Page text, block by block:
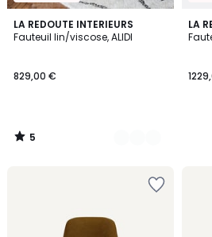
LA REDOUTE INTERIEURS
Fauteuil lin/viscose, ALIDI
829,00 €
5
/
3
Couleurs
5
/
LA
3